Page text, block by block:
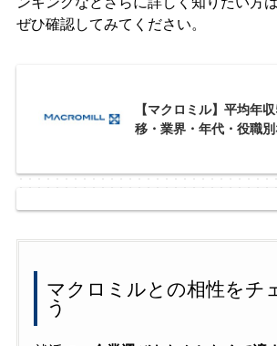
ぜひ確認してみてください。
【マクロミル】平均年
移・業界・年代・役職別
マクロミルとの相性をチ
う